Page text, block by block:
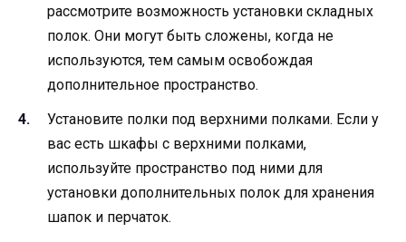
рассмотрите возможность установки складных
полок. Они могут быть сложены, когда не
используются, тем самым освобождая
дополнительное пространство.
Установите полки под верхними полками. Если у
вас есть шкафы с верхними полками,
используйте пространство под ними для
установки дополнительных полок для хранения
шапок и перчаток.